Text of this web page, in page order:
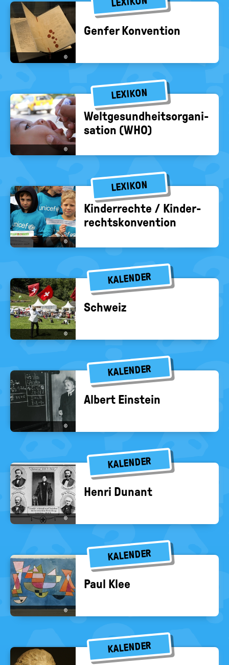
©
Gen­fer Kon­ven­ti­on
LEXIKON
©
Welt­ge­sund­heits­or­ga­ni­
sa­ti­on (WHO)
LEXIKON
©
Kin­der­rech­te / Kin­der­
rechts­kon­ven­ti­on
KALENDER
©
Schweiz
KALENDER
©
Al­bert Ein­stein
KALENDER
©
Henri Dun­ant
KALENDER
©
Paul Klee
KALENDER